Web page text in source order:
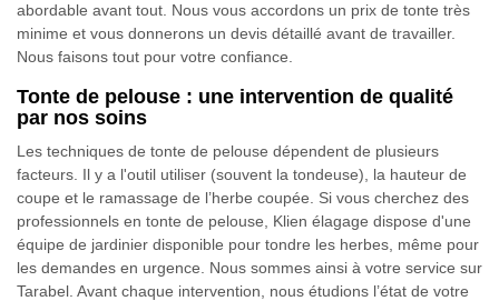
abordable avant tout. Nous vous accordons un prix de tonte très
minime et vous donnerons un devis détaillé avant de travailler.
Nous faisons tout pour votre confiance.
Tonte de pelouse : une intervention de qualité
par nos soins
Les techniques de tonte de pelouse dépendent de plusieurs
facteurs. Il y a l'outil utiliser (souvent la tondeuse), la hauteur de
coupe et le ramassage de l’herbe coupée. Si vous cherchez des
professionnels en tonte de pelouse, Klien élagage dispose d'une
équipe de jardinier disponible pour tondre les herbes, même pour
les demandes en urgence. Nous sommes ainsi à votre service sur
Tarabel. Avant chaque intervention, nous étudions l’état de votre